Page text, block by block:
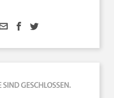
GESCHLOSSEN.